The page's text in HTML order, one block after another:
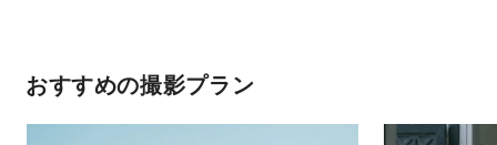
おすすめの撮影プラン